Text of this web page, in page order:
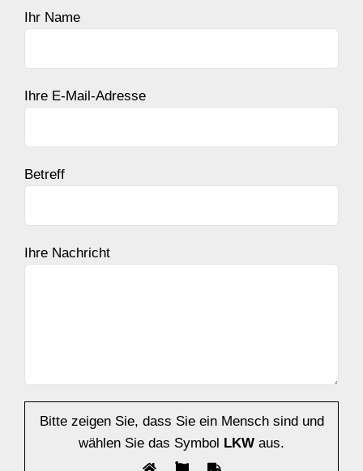
Ihr Name
Ihre E-Mail-Adresse
Betreff
Ihre Nachricht
Bitte zeigen Sie, dass Sie ein Mensch sind und
wählen Sie das Symbol LKW aus.